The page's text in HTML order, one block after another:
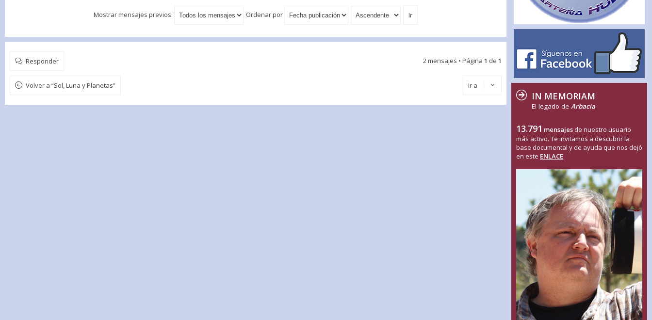
Mostrar mensajes previos: Ordenar por
Responder 2 mensajes • Página 1 de 1
Volver a “Sol, Luna y Planetas” Ir a
IN MEMORIAM
El legado de Arbacia
13.791 mensajes de nuestro usuario
más activo. Te invitamos a descubrir la
base documental y de ayuda que nos dejó
en este ENLACE